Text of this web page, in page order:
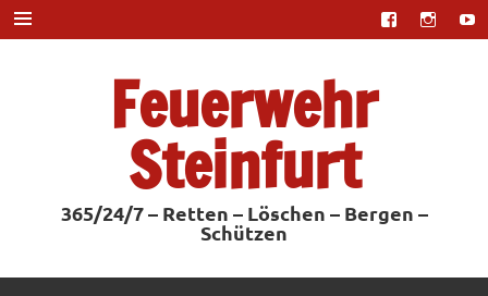
Zum
Inhalt
springen
Feuerwehr
Steinfurt
365/24/7 – Retten – Löschen – Bergen –
Schützen